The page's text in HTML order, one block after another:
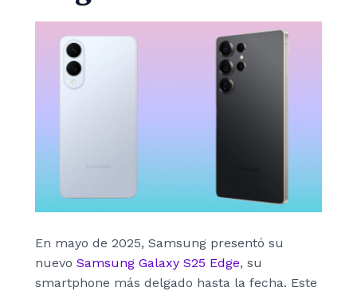
En mayo de 2025, Samsung presentó su
nuevo Samsung Galaxy S25 Edge, su
smartphone más delgado hasta la fecha. Este